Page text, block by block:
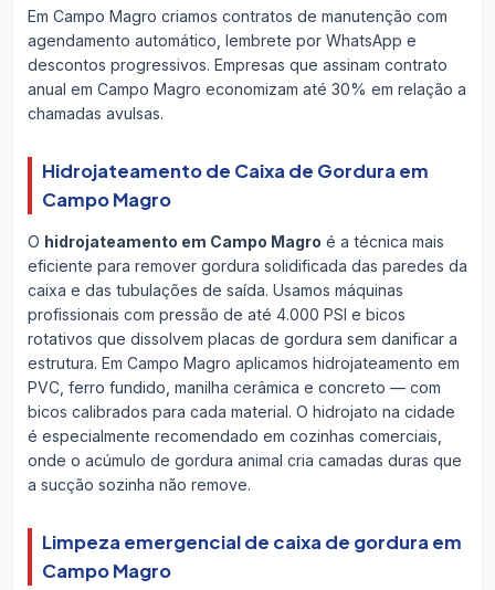
Em Campo Magro criamos contratos de manutenção com
agendamento automático, lembrete por WhatsApp e
descontos progressivos. Empresas que assinam contrato
anual em Campo Magro economizam até 30% em relação a
chamadas avulsas.
Hidrojateamento de Caixa de Gordura em
Campo Magro
O hidrojateamento em Campo Magro é a técnica mais
eficiente para remover gordura solidificada das paredes da
caixa e das tubulações de saída. Usamos máquinas
profissionais com pressão de até 4.000 PSI e bicos
rotativos que dissolvem placas de gordura sem danificar a
estrutura. Em Campo Magro aplicamos hidrojateamento em
PVC, ferro fundido, manilha cerâmica e concreto — com
bicos calibrados para cada material. O hidrojato na cidade
é especialmente recomendado em cozinhas comerciais,
onde o acúmulo de gordura animal cria camadas duras que
a sucção sozinha não remove.
Limpeza emergencial de caixa de gordura em
Campo Magro